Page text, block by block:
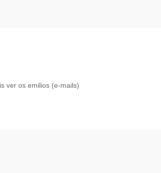
ver os emilios (e-mails)